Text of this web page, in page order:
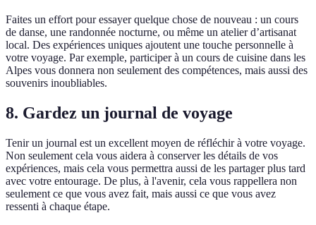
Faites un effort pour essayer quelque chose de nouveau : un cours
de danse, une randonnée nocturne, ou même un atelier d’artisanat
local. Des expériences uniques ajoutent une touche personnelle à
votre voyage. Par exemple, participer à un cours de cuisine dans les
Alpes vous donnera non seulement des compétences, mais aussi des
souvenirs inoubliables.
8. Gardez un journal de voyage
Tenir un journal est un excellent moyen de réfléchir à votre voyage.
Non seulement cela vous aidera à conserver les détails de vos
expériences, mais cela vous permettra aussi de les partager plus tard
avec votre entourage. De plus, à l'avenir, cela vous rappellera non
seulement ce que vous avez fait, mais aussi ce que vous avez
ressenti à chaque étape.